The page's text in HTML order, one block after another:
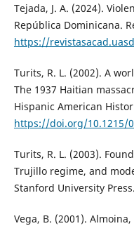
Tejada, J. A. (2024).
República Dominicana.
https://
Turits, R. L. (2002). A
The 1937 Haitian
Hispanic American
https://doi.org/10.1215/
Turits, R. L. (2003).
Trujillo regime, and
Stanford University Press.
Vega, B. (2001).